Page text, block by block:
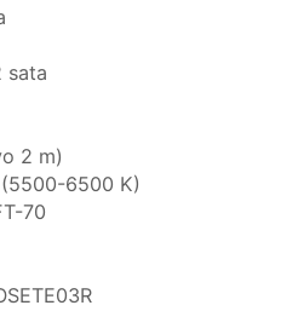
sata
2 m)
6500 K)
70